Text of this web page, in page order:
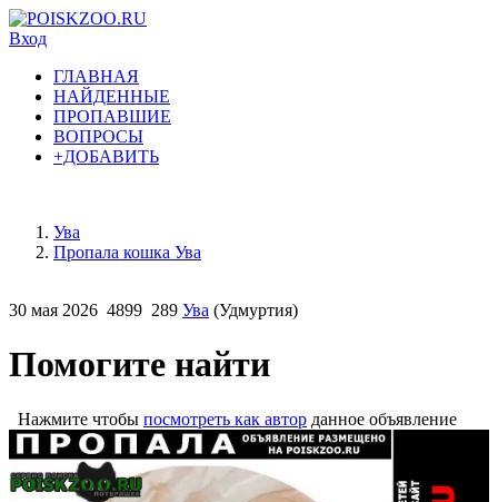
Вход
ГЛАВНАЯ
НАЙДЕННЫЕ
ПРОПАВШИЕ
ВОПРОСЫ
+ДОБАВИТЬ
Ува
Пропала кошка Ува
30 мая 2026 4899 289 Ува (Удмуртия)
Помогите найти
Нажмите чтобы посмотреть как автор данное объявление